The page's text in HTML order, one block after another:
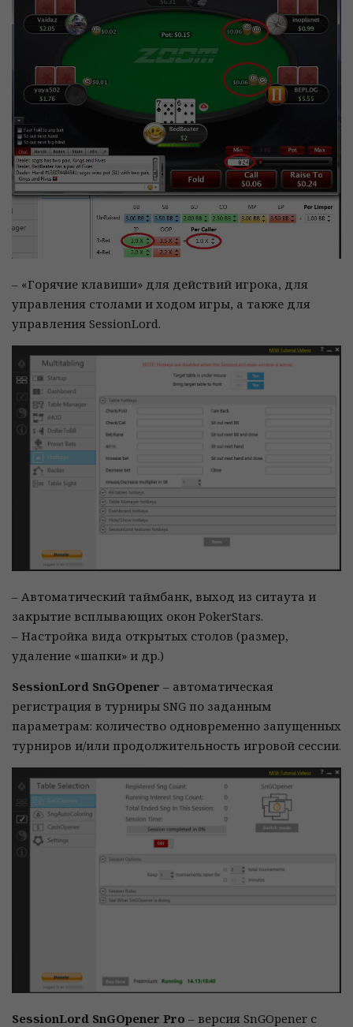
– «Горячие клавиши» для действий игрока, для
управления столами и ходом игры, а также для
управления SessionLord.
– Автоматический таймбанк, выход из ситаута и
закрытие всплывающих окон PokerStars.
– Настройка вида открытых столов (размер,
удаление «шапки» и др.)
SessionLord SnGOpener – автоматическая
регистрация в турниры SNG по заданным
параметрам: количество одновременно запущенных
турниров и/или продолжительность игровой сессии.
SessionLord SnGOpener Pro – версия SnGOpener с